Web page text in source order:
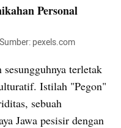
Personal
pexels.com
terletak
Istilah "Pegon"
sebuah
Jawa pesisir dengan